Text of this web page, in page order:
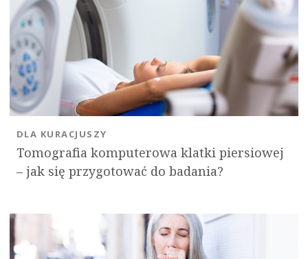
Tomografia komputerowa klatki piersiowej
– jak się przygotować do badania?
DLA KURACJUSZY